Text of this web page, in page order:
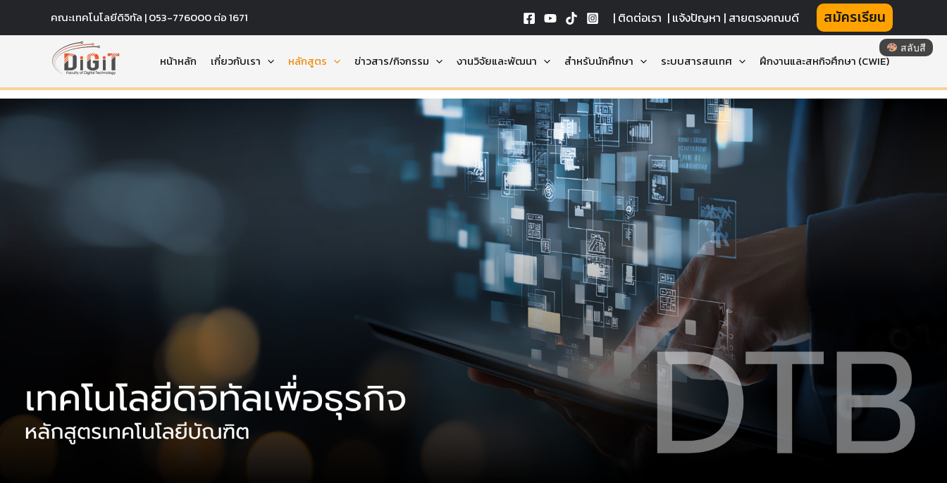
คณะเทคโนโลยีดิจิทัล | 053-776000 ต่อ 1671 | ติดต่อเรา | แจ้งปัญหา | สายตรงคณบดี สมัครเรียน
หน้าหลัก เกี่ยวกับเรา หลักสูตร ข่าวสาร/กิจกรรม งานวิจัยและพัฒนา สำหรับนักศึกษา ระบบสารสนเทศ ฝึกงานและสหกิจศึกษา (CWIE)
สลับสี